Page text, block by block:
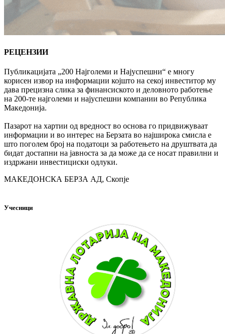
РЕЦЕНЗИИ
Публикацијата „200 Најголеми и Најуспешни“ е многу
корисен извор на информации којшто на секој инвеститор му
дава прецизна слика за финансиското и деловното работење
на 200-те најголеми и најуспешни компании во Република
Македонија.
Пазарот на хартии од вредност во основа го придвижуваат
информации и во интерес на Берзата во најширока смисла е
што поголем број на податоци за работењето на друштвата да
бидат достапни на јавноста за да може да се носат правилни и
издржани инвестициски одлуки.
МАКЕДОНСКА БЕРЗА АД, Скопје
Учесници